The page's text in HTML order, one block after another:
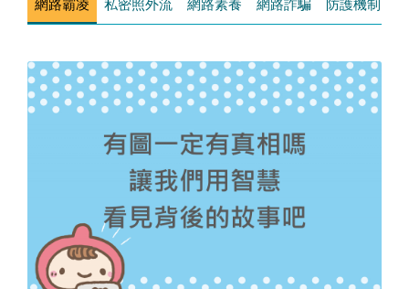
網路霸凌 私密照外流 網路素養 網路詐騙 防護機制